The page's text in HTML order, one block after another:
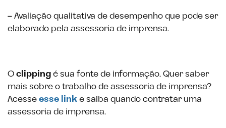
– Avaliação qualitativa de desempenho que pode ser
elaborado pela assessoria de imprensa.
Oclippingé sua fonte de informação. Quer saber
mais sobre o trabalho de assessoria de imprensa?
Acesseesse linke saiba quando contratar uma
assessoria de imprensa.